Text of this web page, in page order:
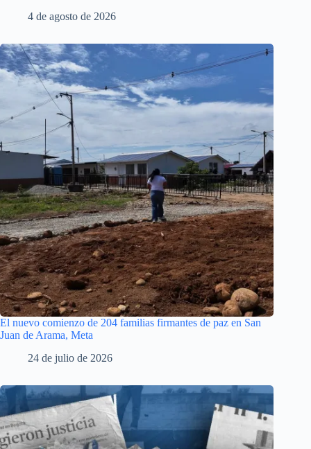
4 de agosto de 2026
El nuevo comienzo de 204 familias firmantes de paz en San
Juan de Arama, Meta
24 de julio de 2026